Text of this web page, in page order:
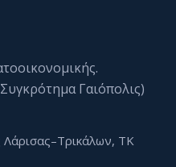
Γαιόπολις)
Λάρισας–Τρικάλων, ΤΚ